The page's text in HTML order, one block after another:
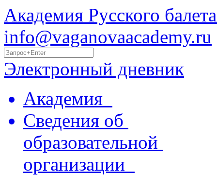
Академия Русского
info@vaganovaacademy.ru
Электронный дневник
Академия
Сведения об
образовательной
организации